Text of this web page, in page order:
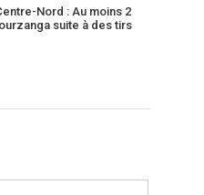
Nord : Au moins 2
suite à des tirs